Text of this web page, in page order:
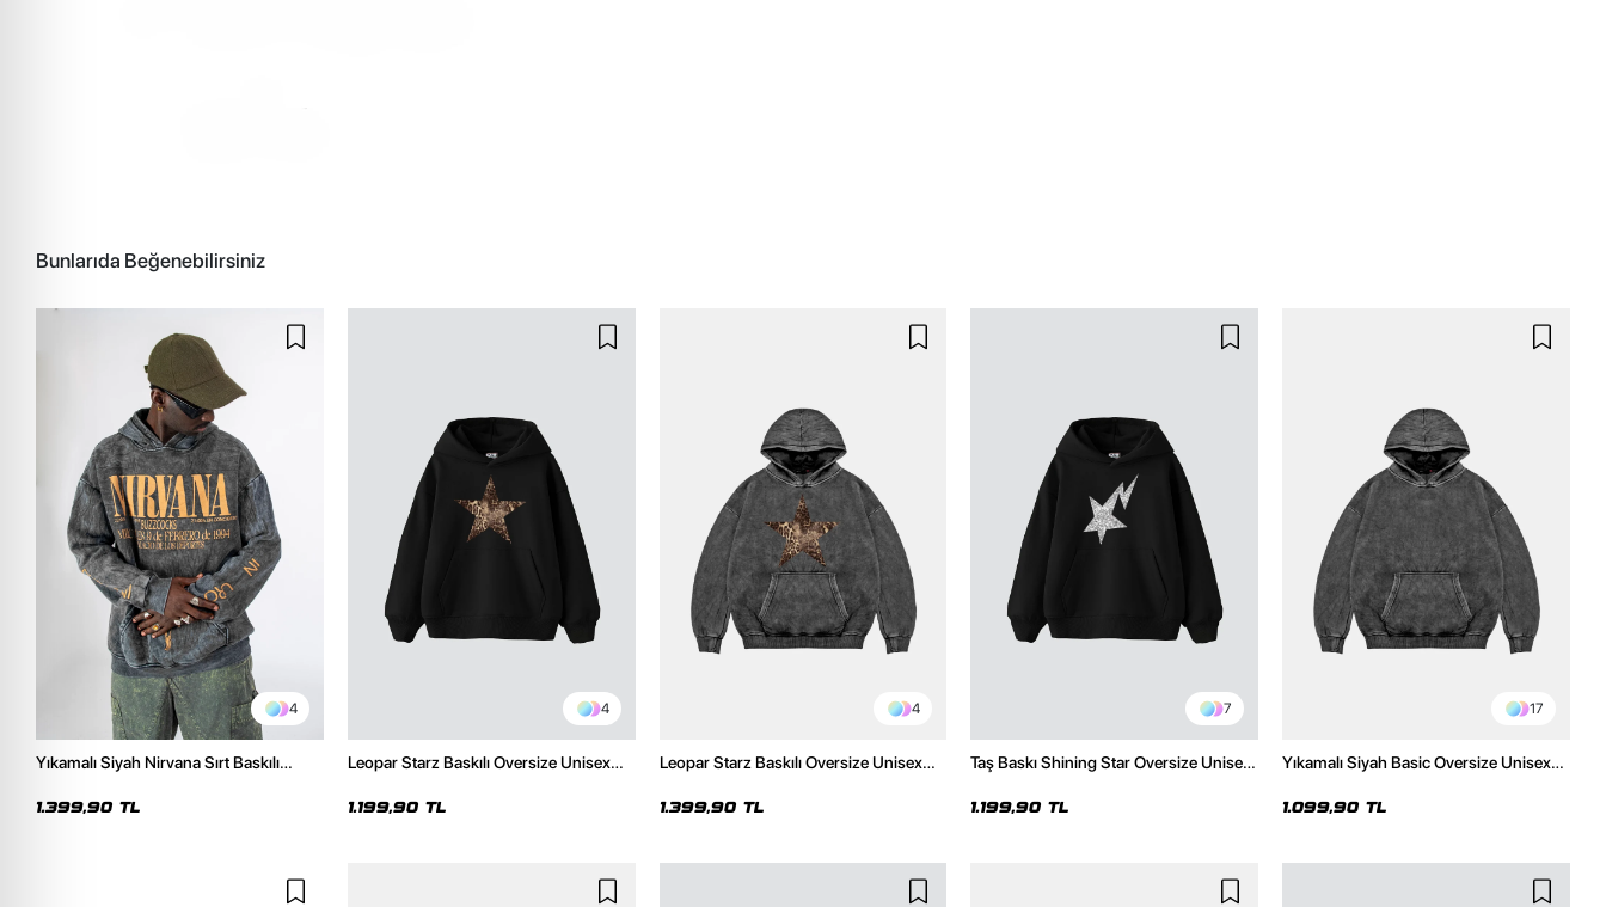
Bunlarıda Beğenebilirsiniz
4
Yıkamalı Siyah Nirvana Sırt Baskılı
1.399,90 TL
4
Leopar Starz Baskılı Oversize Unisex
1.199,90 TL
4
Leopar Starz Baskılı Oversize Unisex
1.399,90 TL
7
Taş Baskı Shining Star Oversize Unisex
1.199,90 TL
17
Yıkamalı Siyah Basic Oversize Unisex
1.099,90 TL